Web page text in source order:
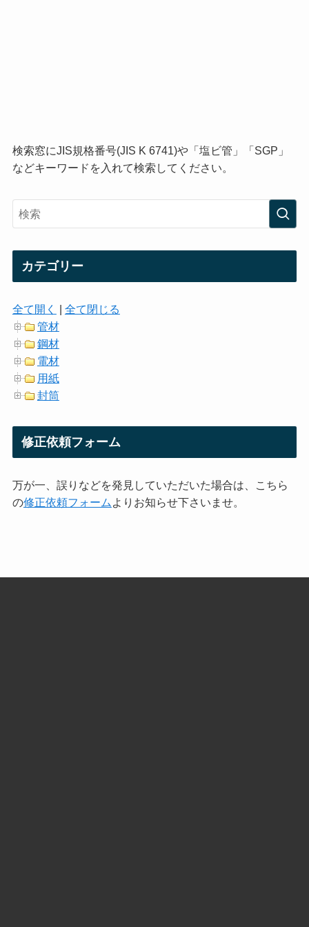
検索窓にJIS規格番号(JIS K 6741)や「塩ビ管」「SGP」
などキーワードを入れて検索してください。
カテゴリー
全て開く | 全て閉じる
管材
鋼材
電材
用紙
封筒
修正依頼フォーム
万が一、誤りなどを発見していただいた場合は、こちら
の修正依頼フォーム よりお知らせ下さいませ。